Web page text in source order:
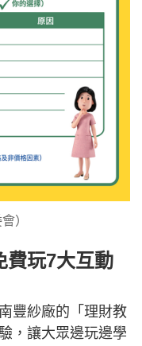
）
費玩7大互動
豐紗廠的「理財教
，讓大眾邊玩邊學